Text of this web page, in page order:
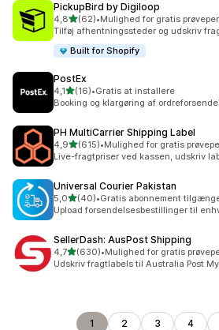
PickupBird by Digiloop
4,8ud af 5 stjerner
(62)
62 anmeldelser i alt
•Mulighed for gratis
Tilføj afhentningssteder og udskriv
Built for Shopify
PostEx
4,1ud af 5 stjerner
(16)
16 anmeldelser i alt
•Gratis at installere
Booking og klargøring af
PH MultiCarrier Shipping Label
4,9ud af 5 stjerner
(615)
615 anmeldelser i alt
•Mulighed for gratis
Live-fragtpriser ved kassen, udskriv
Universal Courier Pakistan
5,0ud af 5 stjerner
(40)
40 anmeldelser i alt
•Gratis abonnement
Upload forsendelsesbestillinger til
SellerDash: AusPost Shipping
4,7ud af 5 stjerner
(630)
630 anmeldelser i alt
•Mulighed for gratis
Udskriv fragtlabels til Australia Post
1 2 3 4